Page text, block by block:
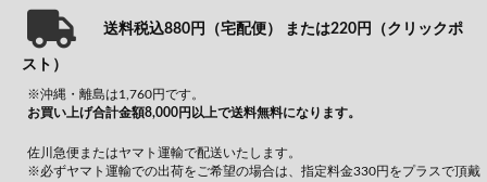
送料税込880円（宅配便） または220円（クリックポ
スト）
※沖縄・離島は1,760円です。
お買い上げ合計金額8,000円以上で送料無料になります。
佐川急便またはヤマト運輸で配送いたします。
※必ずヤマト運輸での出荷をご希望の場合は、指定料金330円をプラスで頂戴